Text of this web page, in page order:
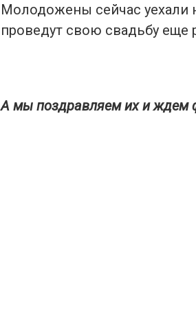
Молодожены сейчас уехали
проведут свою свадьбу
А мы поздравляем их и ждем